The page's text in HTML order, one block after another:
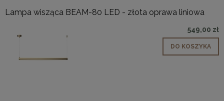
Lampa wisząca BEAM-80 LED - złota oprawa liniowa
549,00 zł
DO KOSZYKA